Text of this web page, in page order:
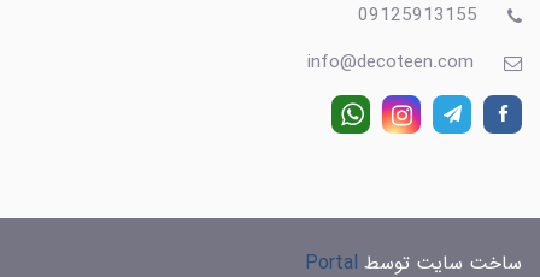
ساخت سایت توسط Portal